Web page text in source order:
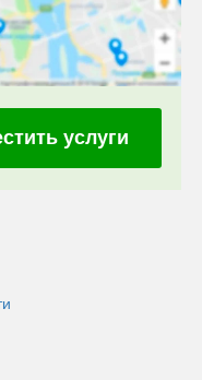
услуги